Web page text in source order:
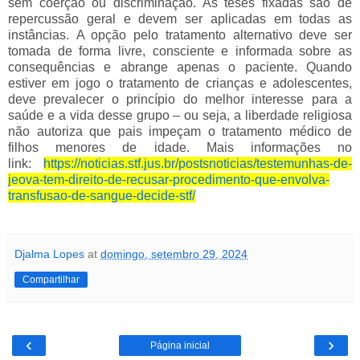
repercussão geral e devem ser aplicadas em todas as
instâncias. A opção pelo tratamento alternativo deve ser
tomada de forma livre, consciente e informada sobre as
consequências e abrange apenas o paciente. Quando
estiver em jogo o tratamento de crianças e adolescentes,
deve prevalecer o princípio do melhor interesse para a
saúde e a vida desse grupo – ou seja, a liberdade religiosa
não autoriza que pais impeçam o tratamento médico de
filhos menores de idade. Mais informações no
link:
https://noticias.stf.jus.br/postsnoticias/testemunhas-de-
jeova-tem-direito-de-recusar-procedimento-que-envolva-
transfusao-de-sangue-decide-stf/
Djalma Lopes at domingo, setembro 29, 2024
Compartilhar
‹ ›
Página inicial